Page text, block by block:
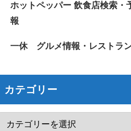
ホットペッパー 飲食店検索・
報
一休 グルメ情報・レストラ
カテゴリー